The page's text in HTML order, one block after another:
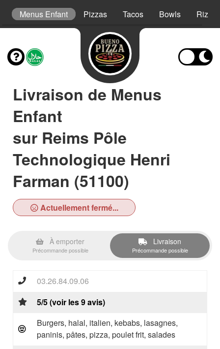
Menus Enfant Pizzas Tacos Bowls Riz
Livraison de Menus
Enfant
sur Reims Pôle
Technologique Henri
Farman (51100)
Actuellement fermé...
À emporter
Précommande possible
Livraison
Précommande possible
03.26.84.09.06
5/5 (voir les 9 avis)
Burgers, halal, italien, kebabs, lasagnes,
paninis, pâtes, pizza, poulet frit, salades